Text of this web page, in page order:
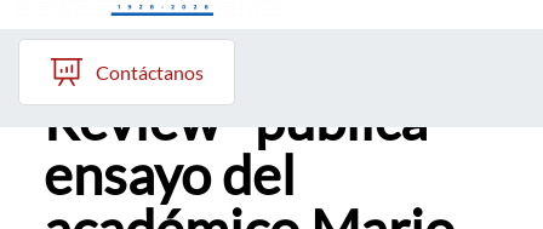
Quiénes somos
Vinculación con el Medio
Formación Continua
Postgrados
Contáctanos
Revista ''CAPIC
Review'' publica
ensayo del